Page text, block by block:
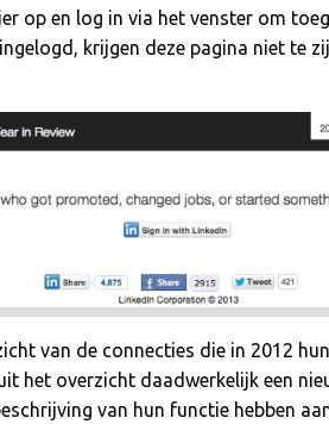
op en log in via het venster om
krijgen deze pagina niet te
van de connecties die in 2012
het overzicht daadwerkelijk een
van hun functie hebben